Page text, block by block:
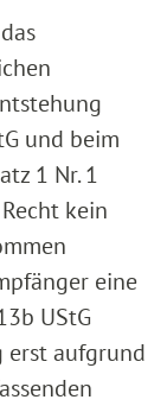
und beim
1 Nr. 1
kein
eine
UStG
erst aufgrund